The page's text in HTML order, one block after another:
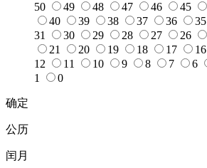
50
49 48 47 46 45
40
39 38 37 36 35
31
30 29 28 27 26
21
20 19 18 17 16
12
11 10 9 8 7 6
1
0
确定
公历
闰月